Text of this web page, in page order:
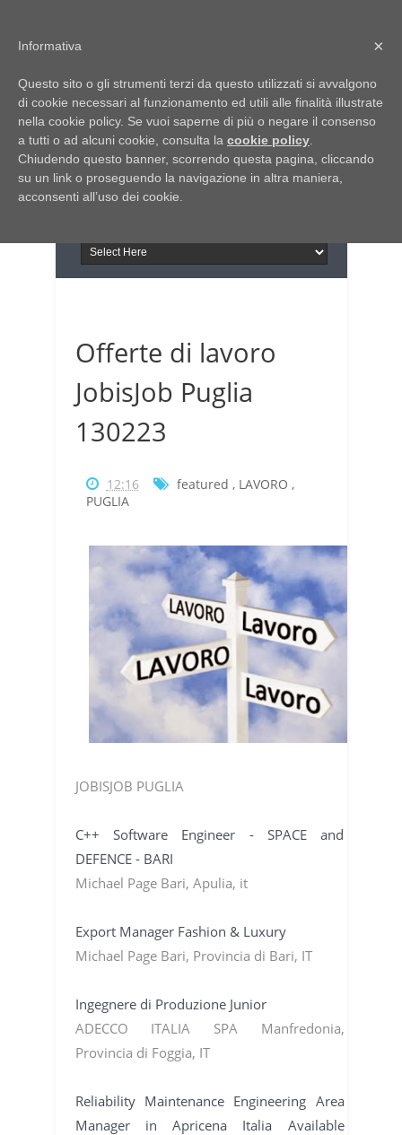
Italia Notizie
Giornale di Basilicata
Giornale di Puglia
INFORMAPUGLIA
Il portale n.1 del lavoro
in Puglia
Offerte di lavoro
JobisJob Puglia
130223
12:16 featured , LAVORO ,
PUGLIA
JOBISJOB PUGLIA
C++ Software Engineer - SPACE and
DEFENCE - BARI
Michael Page Bari, Apulia, it
Export Manager Fashion & Luxury
Michael Page Bari, Provincia di Bari, IT
Ingegnere di Produzione Junior
ADECCO ITALIA SPA Manfredonia,
Provincia di Foggia, IT
Reliability Maintenance Engineering Area
Manager in Apricena Italia Available
×
Informativa
Questo sito o gli strumenti terzi da questo utilizzati si avvalgono
di cookie necessari al funzionamento ed utili alle finalità illustrate
nella cookie policy. Se vuoi saperne di più o negare il consenso
a tutti o ad alcuni cookie, consulta la cookie policy
Chiudendo questo banner, scorrendo questa pagina, cliccando
su un link o proseguendo la navigazione in altra maniera,
acconsenti all’uso dei cookie.